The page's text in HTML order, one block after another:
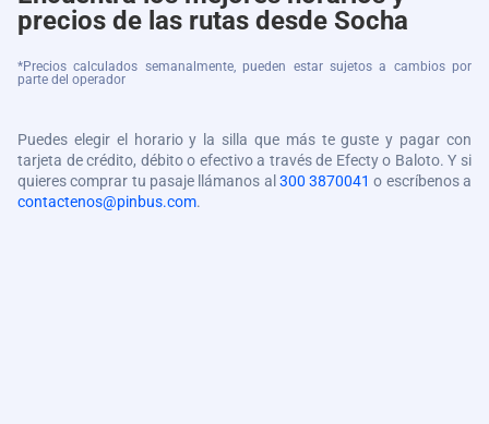
precios de las rutas desde Socha
*Precios calculados semanalmente, pueden estar sujetos a cambios por
parte del operador
Puedes elegir el horario y la silla que más te guste y pagar con
tarjeta de crédito, débito o efectivo a través de Efecty o Baloto. Y si
quieres comprar tu pasaje llámanos al 300 3870041 o escríbenos a
contactenos@pinbus.com.